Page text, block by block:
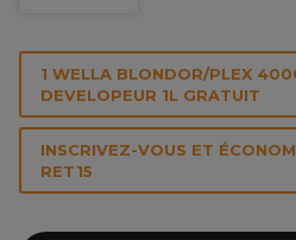
1 WELLA BLONDOR/PLEX
DEVELOPEUR 1L GRATUIT
INSCRIVEZ-VOUS ET
RET15